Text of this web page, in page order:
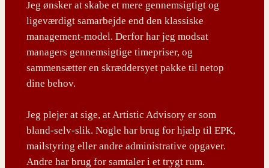
Jeg ønsker at skabe et mere gennemsigtigt og
ligeværdigt samarbejde end den klassiske
management-model. Derfor har jeg modsat
managers gennemsigtige timepriser, og
sammensætter en skræddersyet pakke til netop
dine behov.
Jeg plejer at sige, at Artistic Advisory er som
bland-selv-slik. Nogle har brug for hjælp til EPK,
mailstyring eller andre administrative opgaver.
Andre har brug for samtaler i et trygt rum.